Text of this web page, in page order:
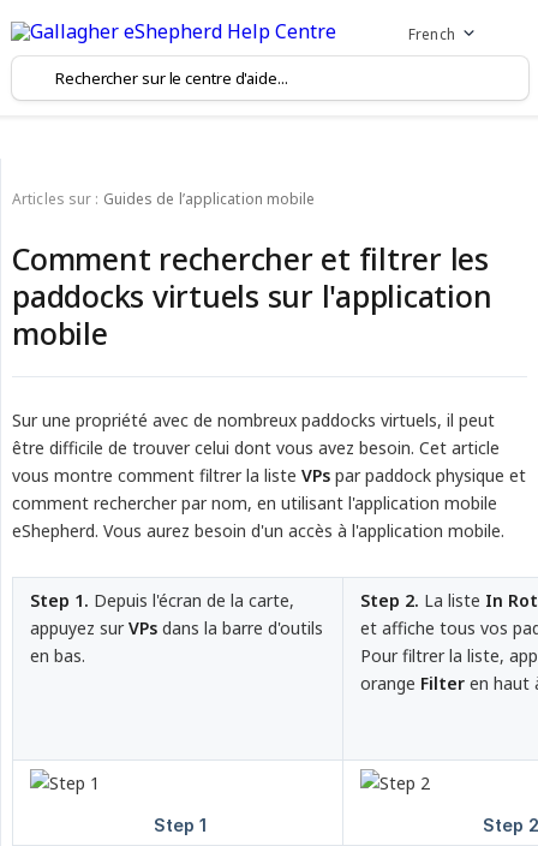
French
Articles sur : Guides de l’application mobile
Comment rechercher et filtrer les
paddocks virtuels sur l'application
mobile
Sur une propriété avec de nombreux paddocks virtuels, il peut
être difficile de trouver celui dont vous avez besoin. Cet article
vous montre comment filtrer la liste VPs par paddock physique et
comment rechercher par nom, en utilisant l'application mobile
eShepherd. Vous aurez besoin d'un accès à l'application mobile.
Step 1. Depuis l'écran de la carte,
appuyez surVPs dans la barre d'outils
en bas.
Step 2. La liste In
et affiche tous vos
Pour filtrer la liste,
orange Filter en haut